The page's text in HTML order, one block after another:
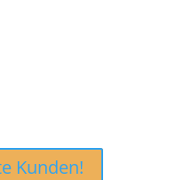
Kunden!